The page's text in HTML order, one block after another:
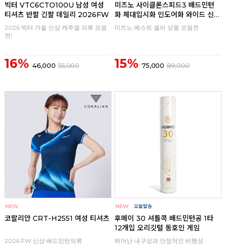
빅터 VTC6CTO100U 남성 여성
티셔츠 반팔 긴팔 데일리 2026FW
2026 빅터 가을 신상 캐주얼 의류 모음
전!
16% 46,000 55,000
미즈노 사이클론스피드3 배드민턴
화 체대입시화 인도어화 와이드 신
발
미즈노 베스트 셀러 상품 모음전
15% 75,000 89,000
코랄리안 CRT-H2551 여성 티셔츠
2026 FW 신상 배드민턴의류
후메이 30 셔틀콕 배드민턴공 1타
12개입 오리깃털 동호인 게임
뛰어난 내구성과 안정적인 비행성